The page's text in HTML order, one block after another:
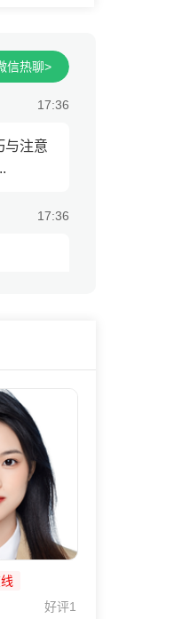
17:36
与注意
17:36
信热聊>
好评1